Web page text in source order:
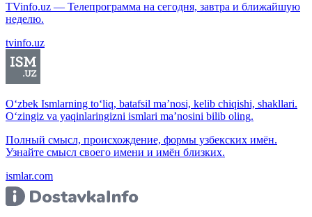
TVinfo.uz — Телепрограмма на сегодня, завтра и ближайшую
неделю.
tvinfo.uz
O‘zbek Ismlarning to‘liq, batafsil ma’nosi, kelib chiqishi, shakllari.
O‘zingiz va yaqinlaringizni ismlari ma’nosini bilib oling.
Полный смысл, происхождение, формы узбекских имён.
Узнайте смысл своего имени и имён близких.
ismlar.com